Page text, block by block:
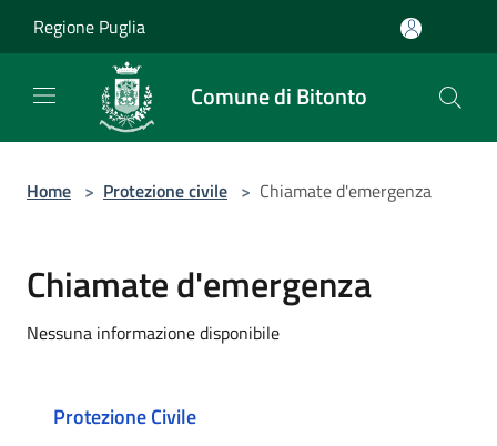
Regione Puglia
Comune di Bitonto
Home > Protezione civile > Chiamate d'emergenza
Chiamate d'emergenza
Nessuna informazione disponibile
Protezione Civile